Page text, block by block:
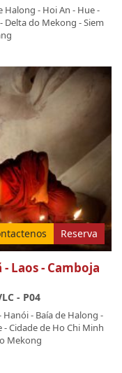
Halong - Hoi An - Hue-
Delta do Mekong -Siem
Reserva
Laos - Camboja
- P04
Hanói- Baía de Halong -
-Cidade de Ho Chi Minh
Mekong